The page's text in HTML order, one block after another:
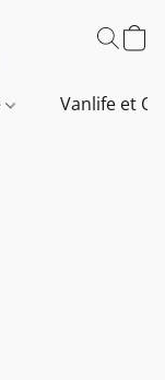
Vanlife et